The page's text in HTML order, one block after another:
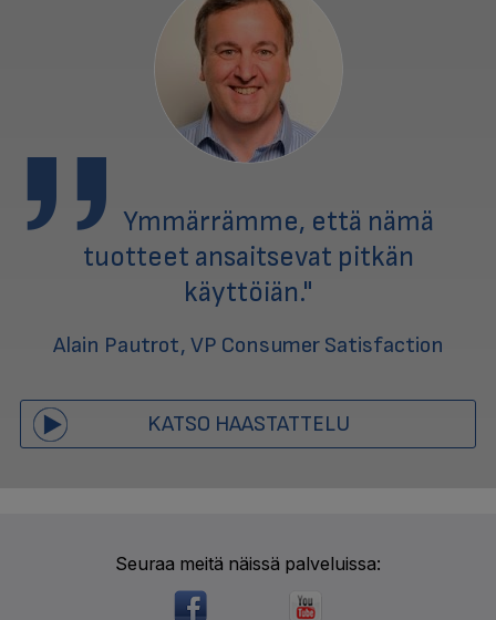
Ymmärrämme, että nämä
tuotteet ansaitsevat pitkän
käyttöiän."
Alain Pautrot, VP Consumer Satisfaction
KATSO HAASTATTELU
Seuraa meitä näissä palveluissa: